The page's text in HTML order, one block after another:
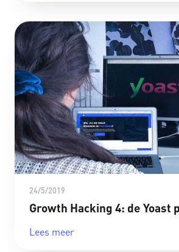
24/5/2019
Growth Hacking 4: de Yoast
Lees meer